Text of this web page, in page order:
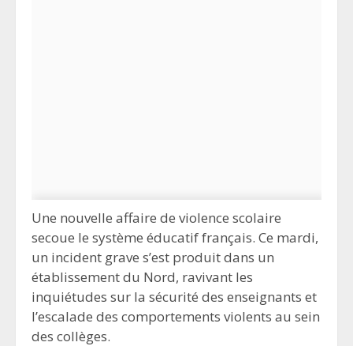
Une nouvelle affaire de violence scolaire
secoue le système éducatif français. Ce mardi,
un incident grave s’est produit dans un
établissement du Nord, ravivant les
inquiétudes sur la sécurité des enseignants et
l’escalade des comportements violents au sein
des collèges.